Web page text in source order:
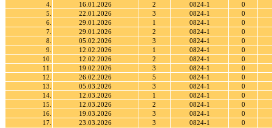
4.
16.01.2026 2 0824-1
0
5.
22.01.2026 3 0824-1
0
6.
29.01.2026 1 0824-1
0
7.
29.01.2026 2 0824-1
0
8.
05.02.2026 3 0824-1
0
9.
12.02.2026 1 0824-1
0
10.
12.02.2026 2 0824-1
0
11.
19.02.2026 3 0824-1
0
12.
26.02.2026 5 0824-1
0
13.
05.03.2026 3 0824-1
0
14.
12.03.2026 1 0824-1
0
15.
12.03.2026 2 0824-1
0
16.
19.03.2026 3 0824-1
0
17.
23.03.2026 3 0824-1
0